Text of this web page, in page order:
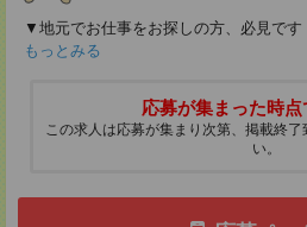
▼地元でお仕事をお探しの方、必見です
もっとみる
応募が集まった時点
この求人は応募が集まり次第、掲載終
い。